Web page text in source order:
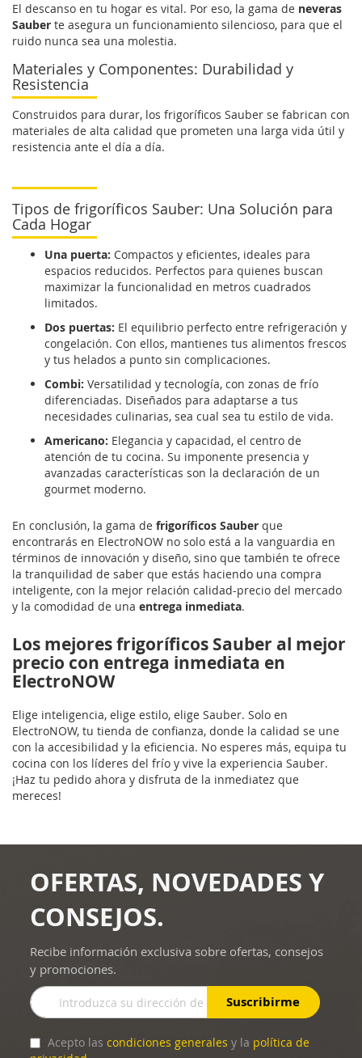
El descanso en tu hogar es vital. Por eso, la gama de neveras
Sauber te asegura un funcionamiento silencioso, para que el
ruido nunca sea una molestia.
Materiales y Componentes: Durabilidad y
Resistencia
Construidos para durar, los frigoríficos Sauber se fabrican con
materiales de alta calidad que prometen una larga vida útil y
resistencia ante el día a día.
Tipos de frigoríficos Sauber: Una Solución para
Cada Hogar
Una puerta: Compactos y eficientes, ideales para
espacios reducidos. Perfectos para quienes buscan
maximizar la funcionalidad en metros cuadrados
limitados.
Dos puertas: El equilibrio perfecto entre refrigeración y
congelación. Con ellos, mantienes tus alimentos frescos
y tus helados a punto sin complicaciones.
Combi: Versatilidad y tecnología, con zonas de frío
diferenciadas. Diseñados para adaptarse a tus
necesidades culinarias, sea cual sea tu estilo de vida.
Americano: Elegancia y capacidad, el centro de
atención de tu cocina. Su imponente presencia y
avanzadas características son la declaración de un
gourmet moderno.
En conclusión, la gama de frigoríficos Sauber que
encontrarás en ElectroNOW no solo está a la vanguardia en
términos de innovación y diseño, sino que también te ofrece
la tranquilidad de saber que estás haciendo una compra
inteligente, con la mejor relación calidad-precio del mercado
y la comodidad de una entrega inmediata.
Los mejores frigoríficos Sauber al mejor
precio con entrega inmediata en
ElectroNOW
Elige inteligencia, elige estilo, elige Sauber. Solo en
ElectroNOW, tu tienda de confianza, donde la calidad se une
con la accesibilidad y la eficiencia. No esperes más, equipa tu
cocina con los líderes del frío y vive la experiencia Sauber.
¡Haz tu pedido ahora y disfruta de la inmediatez que
mereces!
OFERTAS, NOVEDADES Y
CONSEJOS.
Recibe información exclusiva sobre ofertas, consejos
y promociones.
Inscríbase
a
boletín
Suscribirme
Acepto lascondiciones generales y la política de